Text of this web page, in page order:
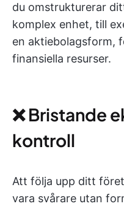
du omstrukturerar
komplex enhet, till
en aktiebolagsform,
finansiella resurser.
❌ Bristande
kontroll
Att följa upp ditt
vara svårare utan